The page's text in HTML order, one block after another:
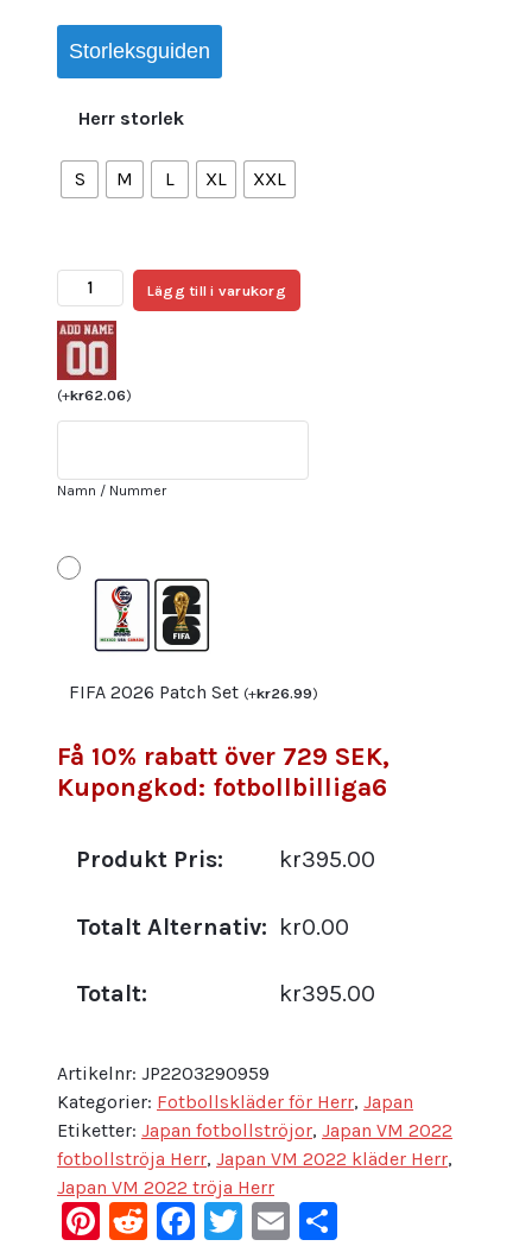
Storleksguiden
Herr storlek
S M L XL XXL
Japan
Hemmatröja
WM
2022
Herr
Kortärmad
med
10
mängd
Lägg till i varukorg
(+kr62.06)
Namn / Nummer
FIFA 2026 Patch Set (+kr26.99)
Få 10% rabatt över 729 SEK,
Kupongkod: fotbollbilliga6
Produkt Pris: kr395.00
Totalt Alternativ: kr0.00
Totalt: kr395.00
Artikelnr: JP2203290959
Kategorier: Fotbollskläder för Herr, Japan
Etiketter: Japan fotbollströjor, Japan VM 2022
fotbollströja Herr, Japan VM 2022 kläder Herr,
Japan VM 2022 tröja Herr
Pinterest
Reddit
Facebook
Twitter
Email